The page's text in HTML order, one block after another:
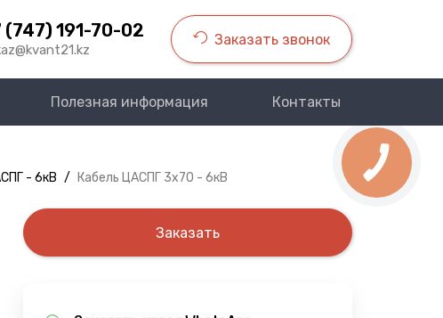
(747) 191-70-02 Заказать звонок
Полезная информация Контакты
- 6кВ / Кабель ЦАСПГ 3х70 - 6кВ
Заказать